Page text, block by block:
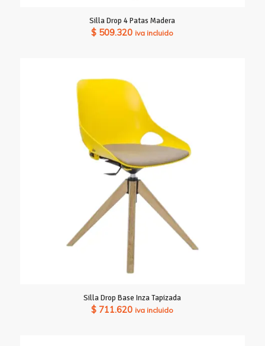
Silla Drop 4 Patas Madera
$ 509.320 iva incluido
Silla Drop Base Inza Tapizada
$ 711.620 iva incluido